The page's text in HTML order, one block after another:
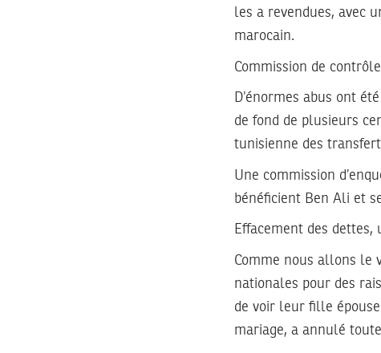
les a revendues, avec
marocain.
Commission de
D’énormes abus ont
de fond de plusieurs
tunisienne des
Une commission
bénéficient Ben Ali et
Effacement des
Comme nous allons le
nationales pour des
de voir leur fille
mariage, a annulé